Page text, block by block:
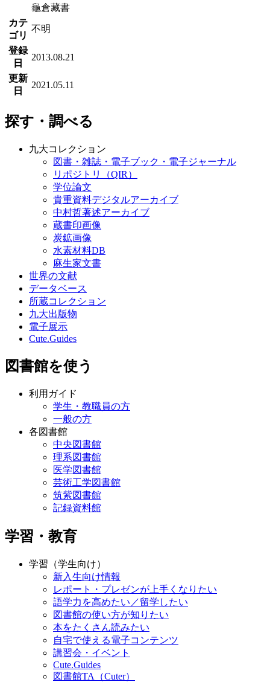
龜倉藏書
カテ
ゴリ
不明
登録
日
2013.08.21
更新
日
2021.05.11
探す・調べる
九大コレクション
図書・雑誌・電子ブック・電子ジャーナル
リポジトリ（QIR）
学位論文
貴重資料デジタルアーカイブ
中村哲著述アーカイブ
蔵書印画像
炭鉱画像
水素材料DB
麻生家文書
世界の文献
データベース
所蔵コレクション
九大出版物
電子展示
Cute.Guides
図書館を使う
利用ガイド
学生・教職員の方
一般の方
各図書館
中央図書館
理系図書館
医学図書館
芸術工学図書館
筑紫図書館
記録資料館
学習・教育
学習（学生向け）
新入生向け情報
レポート・プレゼンが上手くなりたい
語学力を高めたい／留学したい
図書館の使い方が知りたい
本をたくさん読みたい
自宅で使える電子コンテンツ
講習会・イベント
Cute.Guides
図書館TA（Cuter）